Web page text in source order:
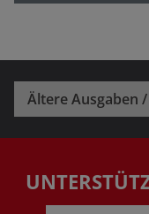
Ältere Ausgaben